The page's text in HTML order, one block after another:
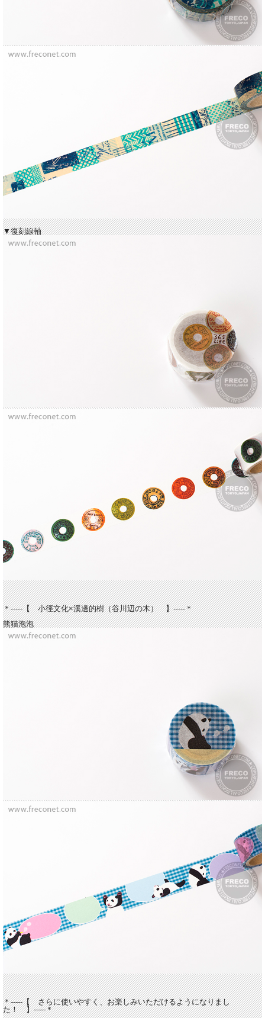
▼復刻線軸
＊-----【 小徑文化×溪邊的樹（谷川辺の木） 】-----＊
熊猫泡泡
＊-----【 さらに使いやすく、お楽しみいただけるようになりまし
た！ 】-----＊